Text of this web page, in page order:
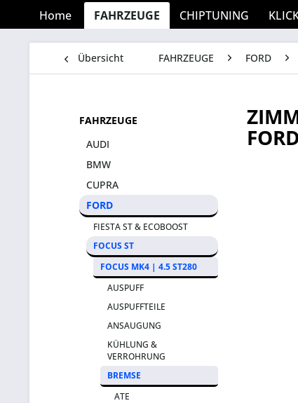
Home FAHRZEUGE CHIPTUNING
Übersicht FAHRZEUGE FORD
FAHRZEUGE
AUDI
BMW
CUPRA
FORD
FIESTA ST & ECOBOOST
FOCUS ST
FOCUS MK4 | 4.5 ST280
AUSPUFF
AUSPUFFTEILE
ANSAUGUNG
KÜHLUNG &
VERROHRUNG
BREMSE
ATE